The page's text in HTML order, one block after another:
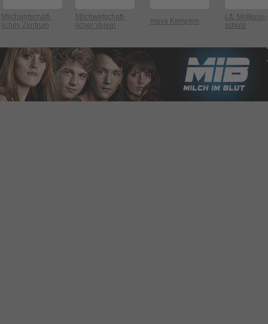
Milchwirtschaft-
liches Zentrum
Milchwirtschaft-
licher Verein
muva Kempten
LfL Molkerei-
schule